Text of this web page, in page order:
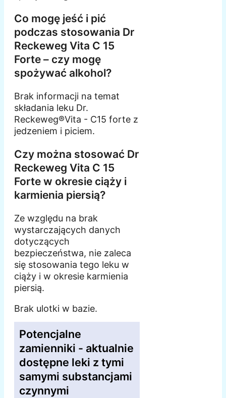
Co mogę jeść i pić
podczas stosowania Dr
Reckeweg Vita C 15
Forte – czy mogę
spożywać alkohol?
Brak informacji na temat
składania leku Dr.
Reckeweg®Vita - C15 forte z
jedzeniem i piciem.
Czy można stosować Dr
Reckeweg Vita C 15
Forte w okresie ciąży i
karmienia piersią?
Ze względu na brak
wystarczających danych
dotyczących
bezpieczeństwa, nie zaleca
się stosowania tego leku w
ciąży i w okresie karmienia
piersią.
Brak ulotki w bazie.
Potencjalne
zamienniki - aktualnie
dostępne leki z tymi
samymi substancjami
czynnymi